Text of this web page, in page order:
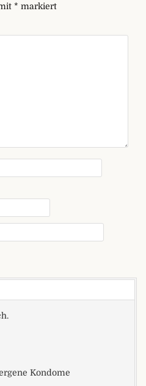
* markiert
Kondome